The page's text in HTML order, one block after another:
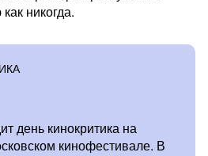
никогда.
день кинокритика на
кинофестивале. В